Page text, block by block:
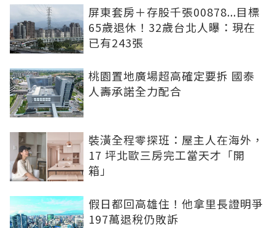
屏東套房＋存股千張00878...目標
65歲退休！32歲台北人曝：現在
已有243張
桃園置地廣場超高確定要拆 國泰
人壽承諾全力配合
裝潢全程零探班：屋主人在海外，
17 坪北歐三房完工當天才「開
箱」
假日都回高雄住！他拿里長證明爭
197萬退稅仍敗訴